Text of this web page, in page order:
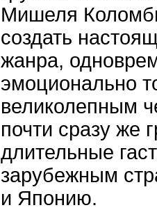
Мишеля
создать
жанра,
эмоционально
великолепным
почти сразу же
длительные
зарубежным
и Японию.